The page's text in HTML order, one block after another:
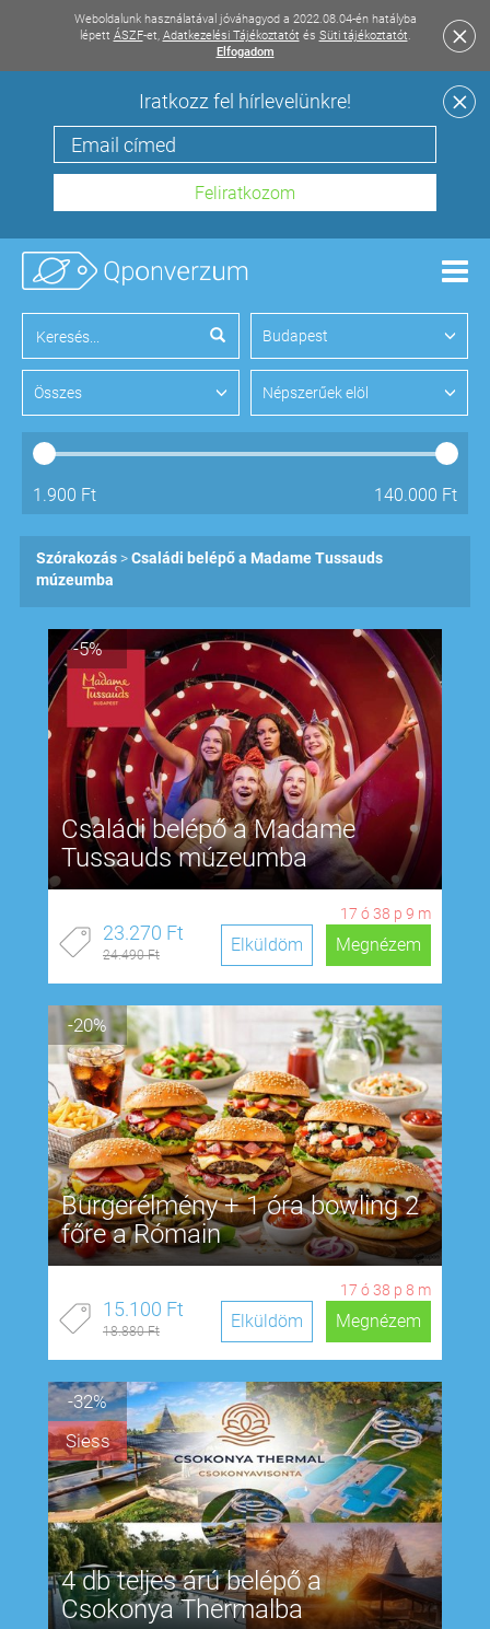
Weboldalunk használatával jóváhagyod a 2022.08.04-én hatályba
lépett ÁSZF-et, Adatkezelési Tájékoztatót és Süti tájékoztatót.
Elfogadom
Iratkozz fel hírlevelünkre!
Budapest
Összes Népszerűek elöl
1.900 Ft 140.000 Ft
Szórakozás
Családi belépő a Madame Tussauds
múzeumba
-5%
Családi belépő a Madame
Tussauds múzeumba
17 ó38 p 8 m
23.270 Ft
24.490 Ft Megnézem
Elküldöm
-20%
Burgerélmény + 1 óra bowling 2
főre a Rómain
17 ó38 p 7 m
15.100 Ft
18.880 Ft Megnézem
Elküldöm
-32%
Siess
4 db teljes árú belépő a
Csokonya Thermalba